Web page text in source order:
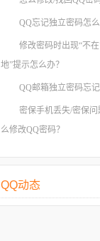
QQ忘记独立密码怎么
修改密码时出现“不
地”提示怎么办？
QQ邮箱独立密码忘记
密保手机丢失/密保
么修改QQ密码？
QQ动态